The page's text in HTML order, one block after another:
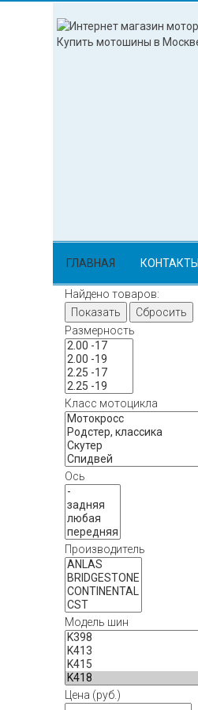
ГЛАВНАЯ КОНТАКТЫ
Найдено товаров:
Показать
Сбросить
Размерность
Класс мотоцикла
Ось
Производитель
Модель шин
Цена (руб.)